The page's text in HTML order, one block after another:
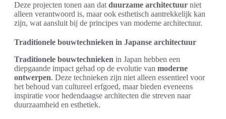
Deze projecten tonen aan dat duurzame architectuur niet
alleen verantwoord is, maar ook esthetisch aantrekkelijk kan
zijn, wat aansluit bij de principes van moderne architectuur.
Traditionele bouwtechnieken in Japanse architectuur
Traditionele bouwtechnieken in Japan hebben een
diepgaande impact gehad op de evolutie van moderne
ontwerpen. Deze technieken zijn niet alleen essentieel voor
het behoud van cultureel erfgoed, maar bieden eveneens
inspiratie voor hedendaagse architecten die streven naar
duurzaamheid en esthetiek.